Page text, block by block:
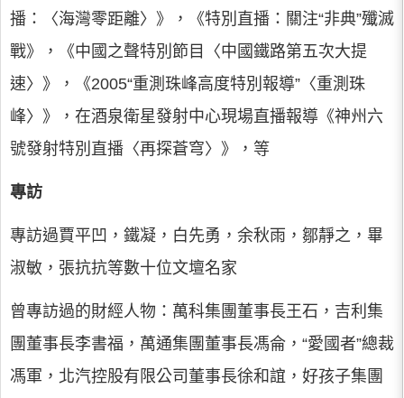
播：〈海灣零距離〉》，《特別直播：關注“非典”殲滅
戰》，《中國之聲特別節目〈中國鐵路第五次大提
速〉》，《2005“重測珠峰高度特別報導”〈重測珠
峰〉》，在酒泉衛星發射中心現場直播報導《神州六
號發射特別直播〈再探蒼穹〉》，等
專訪
專訪過賈平凹，鐵凝，白先勇，余秋雨，鄒靜之，畢
淑敏，張抗抗等數十位文壇名家
曾專訪過的財經人物：萬科集團董事長王石，吉利集
團董事長李書福，萬通集團董事長馮侖，“愛國者”總裁
馮軍，北汽控股有限公司董事長徐和誼，好孩子集團